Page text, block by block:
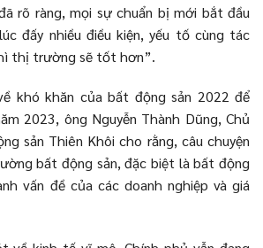
rõ ràng, mọi sự chuẩn bị mới bắt đầu
đấy nhiều điều kiện, yếu tố cùng tác
thị trường sẽ tốt hơn”.
khó khăn của bất động sản 2022 để
2023, ông Nguyễn Thành Dũng, Chủ
sản Thiên Khôi cho rằng, câu chuyện
bất động sản, đặc biệt là bất động
vấn đề của các doanh nghiệp và giá